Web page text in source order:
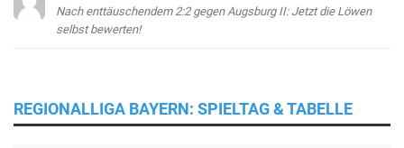
Nach enttäuschendem 2:2 gegen Augsburg II: Jetzt die Löwen
selbst bewerten!
REGIONALLIGA BAYERN: SPIELTAG & TABELLE